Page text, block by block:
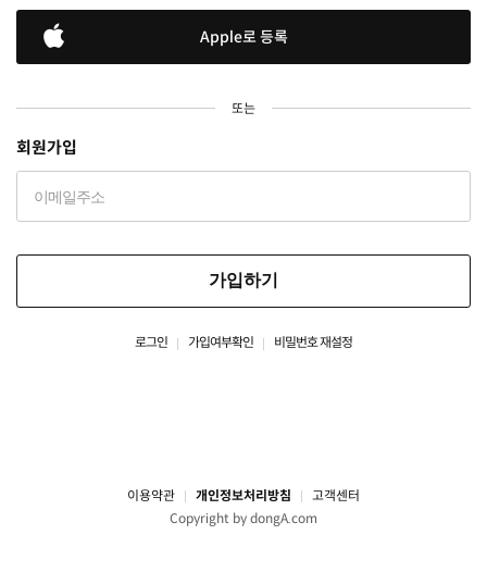
Apple로 등록
또는
회원가입
가입하기
로그인 가입여부확인 비밀번호 재설정
이용약관 개인정보처리방침
고객센터
Copyright by dongA.com